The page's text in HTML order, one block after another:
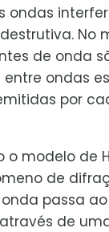
ondas
No
de onda
ondas
por
modelo de
de
passa
de